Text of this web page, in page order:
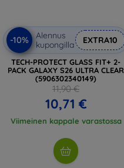
-10%
Alennus
kupongilla
EXTRA10
TECH-PROTECT GLASS FIT+ 2-
PACK GALAXY S26 ULTRA CLEAR
(5906302340149)
11,90 €
10,71 €
Viimeinen kappale varastossa